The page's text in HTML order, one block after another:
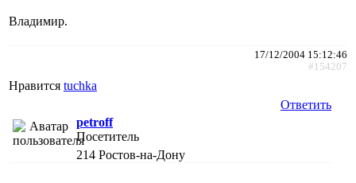
Владимир.
17/12/2004 15:12:46
#154207
Нравится tuchka
Ответить
petroff
Посетитель
214 Ростов-на-Дону